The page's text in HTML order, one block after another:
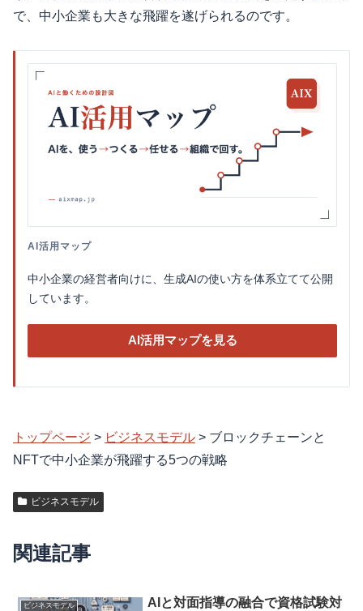
で、中小企業も大きな飛躍を遂げられるのです。
AI活用マップ
中小企業の経営者向けに、生成AIの使い方を体系立てて公開
しています。
AI活用マップを見る
トップページ > ビジネスモデル > ブロックチェーンと
NFTで中小企業が飛躍する5つの戦略
ビジネスモデル
関連記事
ビジネスモデル
AIと対面指導の融合で資格試験対